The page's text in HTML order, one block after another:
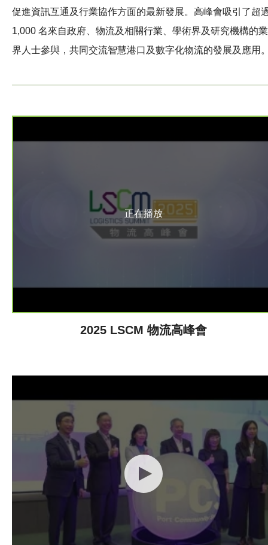
促進資訊互通及行業協作方面的最新發展。高峰會吸引了超
1,000 名來自政府、物流及相關行業、學術界及研究機構的業
界人士參與，共同交流智慧港口及數字化物流的發展及應用
正在播放
2025 LSCM 物流高峰會